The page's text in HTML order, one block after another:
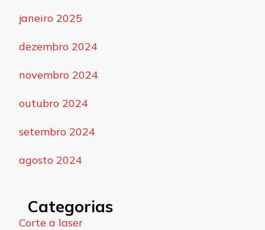
janeiro 2025
dezembro 2024
novembro 2024
outubro 2024
setembro 2024
agosto 2024
Categorias
Corte a laser